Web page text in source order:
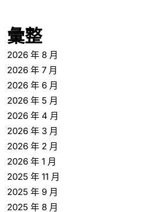
彙整
2026 年 8 月
2026 年 7 月
2026 年 6 月
2026 年 5 月
2026 年 4 月
2026 年 3 月
2026 年 2 月
2026 年 1 月
2025 年 11 月
2025 年 9 月
2025 年 8 月